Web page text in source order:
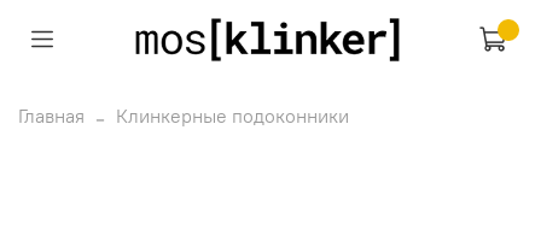
Главная Клинкерные подоконники